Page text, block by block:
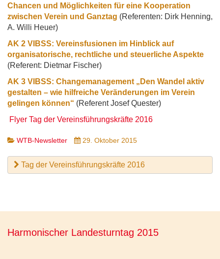
Chancen und Möglichkeiten für eine Kooperation
zwischen Verein und Ganztag (Referenten: Dirk Henning,
A. Willi Heuer)
AK 2 VIBSS: Vereinsfusionen im Hinblick auf
organisatorische, rechtliche und steuerliche Aspekte
(Referent: Dietmar Fischer)
AK 3 VIBSS: Changemanagement „Den Wandel aktiv
gestalten – wie hilfreiche Veränderungen im Verein
gelingen können“ (Referent Josef Quester)
Flyer Tag der Vereinsführungskräfte 2016
WTB-Newsletter 29. Oktober 2015
Tag der Vereinsführungskräfte 2016
Harmonischer Landesturntag 2015